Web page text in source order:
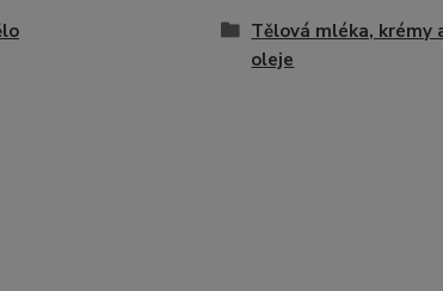
Tělová mléka, krémy
oleje